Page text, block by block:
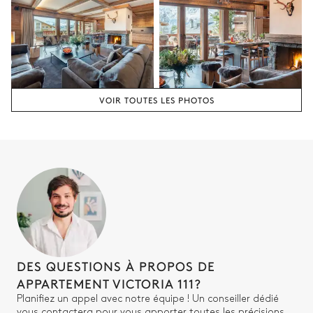
Chambre 3
Balcon 2Lits simples
Chambres 3 & 4 salle de bain
Partagée
Vasque simple
Autre equipements
VOIR TOUTES LES PHOTOS
DES QUESTIONS À PROPOS DE
APPARTEMENT VICTORIA 111?
Planifiez un appel avec notre équipe ! Un conseiller dédié